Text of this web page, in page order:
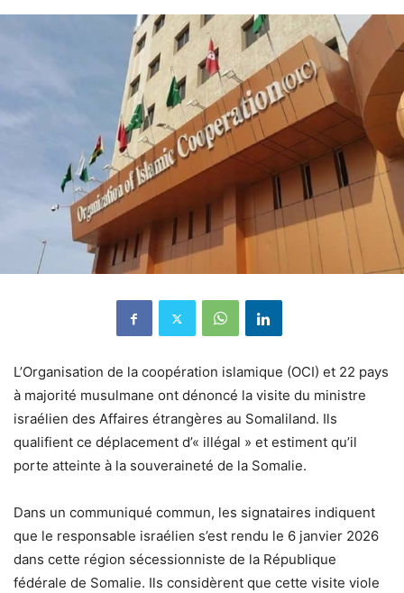
L’Organisation de la coopération islamique (OCI) et 22 pays
à majorité musulmane ont dénoncé la visite du ministre
israélien des Affaires étrangères au Somaliland. Ils
qualifient ce déplacement d’« illégal » et estiment qu’il
porte atteinte à la souveraineté de la Somalie.
Dans un communiqué commun, les signataires indiquent
que le responsable israélien s’est rendu le 6 janvier 2026
dans cette région sécessionniste de la République
fédérale de Somalie. Ils considèrent que cette visite viole